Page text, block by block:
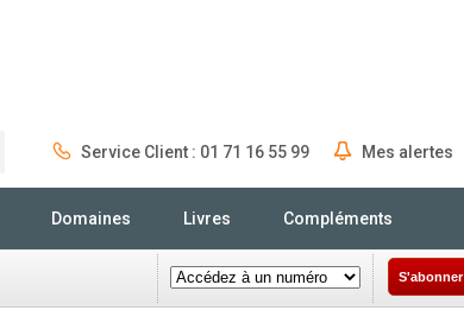
Service Client : 01 71 16 55 99 Mes alertes
Domaines Livres Compléments
S'abonner